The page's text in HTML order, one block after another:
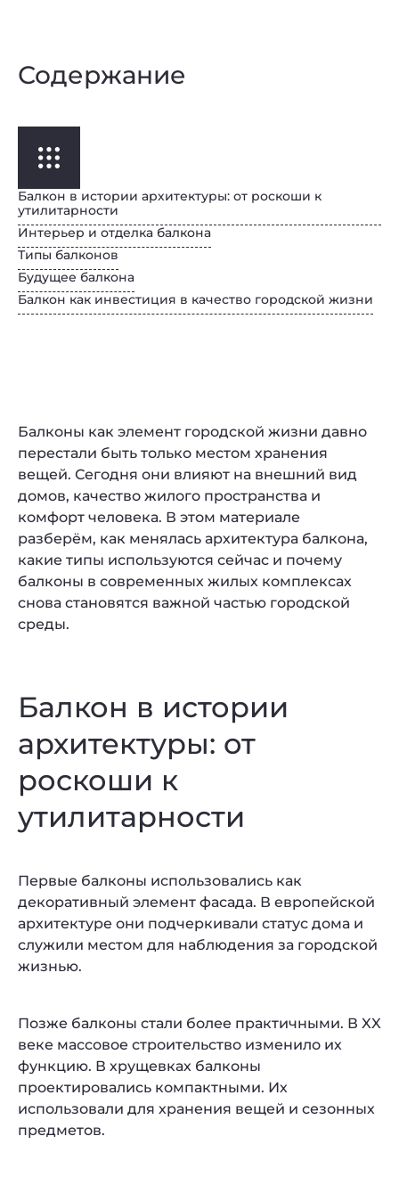
Содержание
Балкон в истории архитектуры: от роскоши к
утилитарности
Интерьер и отделка балкона
Типы балконов
Будущее балкона
Балкон как инвестиция в качество городской жизни
Балконы как элемент городской жизни давно
перестали быть только местом хранения
вещей. Сегодня они влияют на внешний вид
домов, качество жилого пространства и
комфорт человека. В этом материале
разберём, как менялась архитектура балкона,
какие типы используются сейчас и почему
балконы в современных жилых комплексах
снова становятся важной частью городской
среды.
Балкон в истории
архитектуры: от
роскоши к
утилитарности
Первые балконы использовались как
декоративный элемент фасада. В европейской
архитектуре они подчеркивали статус дома и
служили местом для наблюдения за городской
жизнью.
Позже балконы стали более практичными. В XX
веке массовое строительство изменило их
функцию. В хрущевках балконы
проектировались компактными. Их
использовали для хранения вещей и сезонных
предметов.